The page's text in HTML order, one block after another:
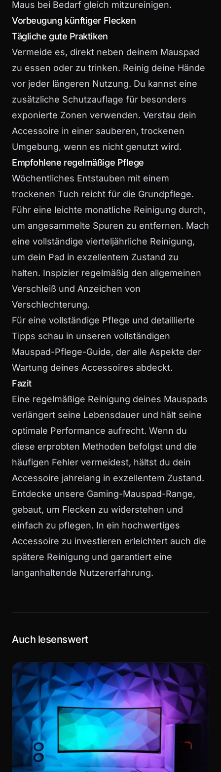
Maus bei Bedarf gleich mitzureinigen.
Vorbeugung künftiger Flecken
Tägliche gute Praktiken
Vermeide es, direkt neben deinem Mauspad
zu essen oder zu trinken. Reinig deine Hände
vor jeder längeren Nutzung. Du kannst eine
zusätzliche Schutzauflage für besonders
exponierte Zonen verwenden. Verstau dein
Accessoire in einer sauberen, trockenen
Umgebung, wenn es nicht genutzt wird.
Empfohlene regelmäßige Pflege
Wöchentliches Entstauben mit einem
trockenen Tuch reicht für die Grundpflege.
Führ eine leichte monatliche Reinigung durch,
um angesammelte Spuren zu entfernen. Mach
eine vollständige vierteljährliche Reinigung,
um dein Pad in exzellentem Zustand zu
halten. Inspizier regelmäßig den allgemeinen
Verschleiß und Anzeichen von
Verschlechterung.
Für eine vollständige Pflege und detaillierte
Tipps schau in unseren vollständigen
Mauspad-Pflege-Guide, der alle Aspekte der
Wartung deines Accessoires abdeckt.
Fazit
Eine regelmäßige Reinigung deines Mauspads
verlängert seine Lebensdauer und hält seine
optimale Performance aufrecht. Wenn du
diese erprobten Methoden befolgst und die
häufigen Fehler vermeidest, hältst du dein
Accessoire jahrelang in exzellentem Zustand.
Entdecke unsere Gaming-Mauspad-Range,
gebaut, um Flecken zu widerstehen und
einfach zu pflegen. In ein hochwertiges
Accessoire zu investieren erleichtert auch die
spätere Reinigung und garantiert eine
langanhaltende Nutzererfahrung.
Auch lesenswert